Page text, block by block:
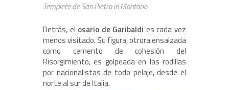
Templete de San Pietro in Montorio
Detrás, el osario de Garibaldi es cada vez
menos visitado. Su figura, otrora ensalzada
como cemento de cohesión del
Risorgimiento, es golpeada en las rodillas
por nacionalistas de todo pelaje, desde el
norte al sur de Italia.